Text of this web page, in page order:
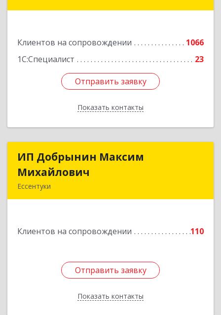
Клиентов на сопровождении
1066
1С:Специалист
23
Отправить заявку
Показать контакты
Отправить заявку
Назад
ИП Добрынин Максим
Михайлович
Ессентуки
Клиентов на сопровождении 110
Отправить заявку
Показать контакты
ИП Добрынин Максим
Подробнее
Отправить заявку
Назад